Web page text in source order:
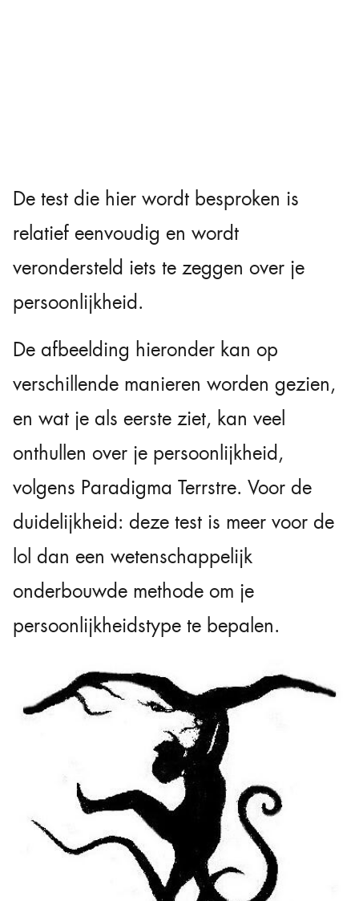
De test die hier wordt besproken is
relatief eenvoudig en wordt
verondersteld iets te zeggen over je
persoonlijkheid.
De afbeelding hieronder kan op
verschillende manieren worden gezien,
en wat je als eerste ziet, kan veel
onthullen over je persoonlijkheid,
volgens Paradigma Terrstre. Voor de
duidelijkheid: deze test is meer voor de
lol dan een wetenschappelijk
onderbouwde methode om je
persoonlijkheidstype te bepalen.